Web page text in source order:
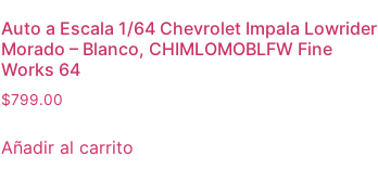
Auto a Escala 1/64 Chevrolet Impala Lowrider
Morado – Blanco, CHIMLOMOBLFW Fine
Works 64
$799.00
Añadir al carrito